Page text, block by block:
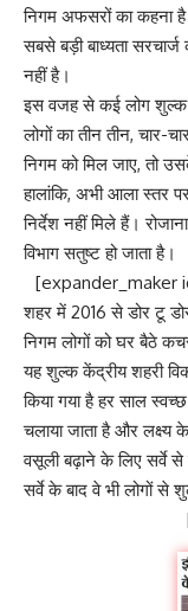
निगम अफसरों का कहना
सबसे बड़ी बाध्यता
नहीं है।
इस वजह से कई लोग शुल्क
लोगों का तीन तीन, चार-
निगम को मिल जाए, तो
हालांकि, अभी आला स्तर
निर्देश नहीं मिले हैं।
विभाग सतुष्ट हो जाता है।
[expander_maker
शहर में 2016 से डोर टू
निगम लोगों को घर बैठे
यह शुल्क केंद्रीय शहरी
किया गया है हर साल
चलाया जाता है और लक्ष्य
वसूली बढ़ाने के लिए सर्वे
सर्वे के बाद वे भी लोगों